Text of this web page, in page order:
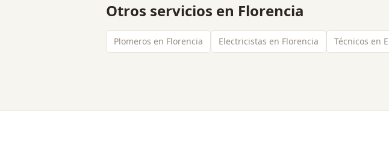
Otros servicios en Florencia
Plomeros en Florencia Electricistas en Florencia Técnicos en